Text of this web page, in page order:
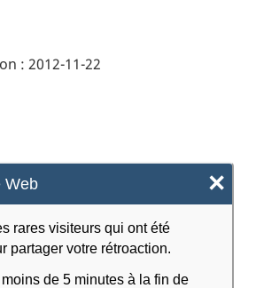
Web ×
rares visiteurs qui ont été
partager votre rétroaction.
de 5 minutes à la fin de
: 2012-11-22